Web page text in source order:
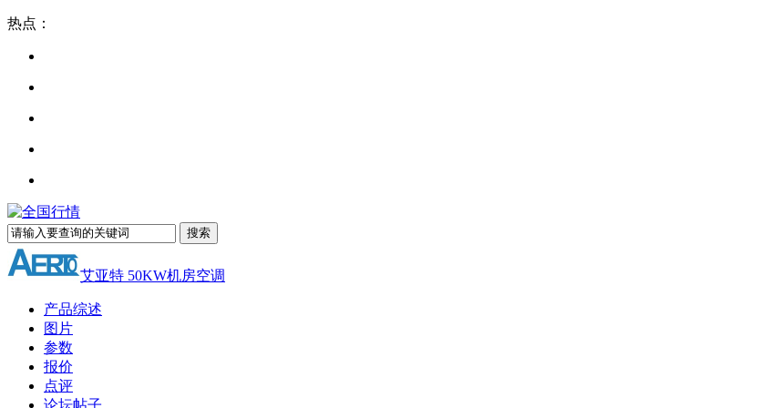
热点：
艾亚特 50KW机房空调
产品综述
图片
参数
报价
点评
论坛帖子